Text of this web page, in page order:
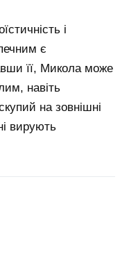
і
є
її, Микола може
навіть
на зовнішні
вирують